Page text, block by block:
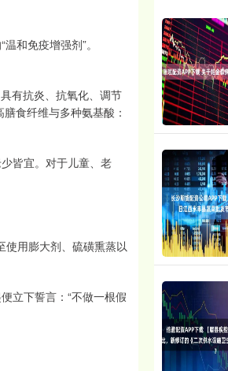
和免疫增强剂”。
有抗炎、抗氧化、调节
食纤维与多种氨基酸：
皆宜。对于儿童、老
使用膨大剂、硫磺熏蒸以
立下誓言：“不做一根假